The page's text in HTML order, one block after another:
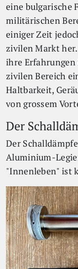
eine bulgarische
militärischen
einiger Zeit
zivilen Markt
ihre
zivilen Bereich
Haltbarkeit,
von grossem
Der
Der
Aluminium-
"Innenleben" ist